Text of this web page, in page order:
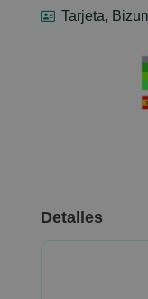
Tarjeta,
Detalles